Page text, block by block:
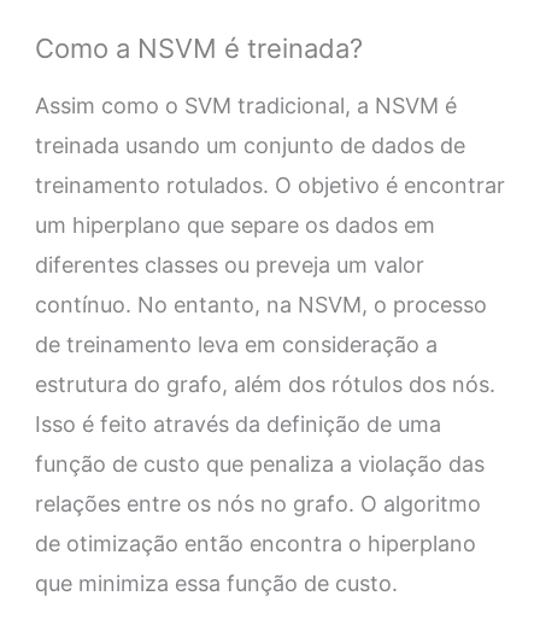
Como a NSVM é treinada?
Assim como o SVM tradicional, a NSVM é
treinada usando um conjunto de dados de
treinamento rotulados. O objetivo é encontrar
um hiperplano que separe os dados em
diferentes classes ou preveja um valor
contínuo. No entanto, na NSVM, o processo
de treinamento leva em consideração a
estrutura do grafo, além dos rótulos dos nós.
Isso é feito através da definição de uma
função de custo que penaliza a violação das
relações entre os nós no grafo. O algoritmo
de otimização então encontra o hiperplano
que minimiza essa função de custo.